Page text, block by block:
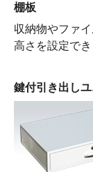
棚板
収納物やファ
高さを設定でき
鍵付引き出しユ